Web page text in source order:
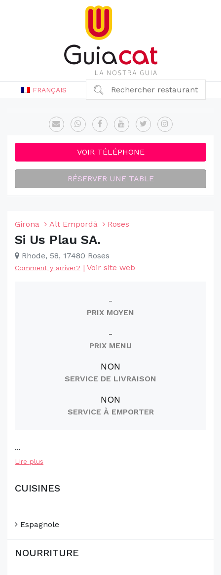
FRANÇAIS Rechercher restaurant
VOIR TÉLÉPHONE
RÉSERVER UNE TABLE
Girona Alt Empordà Roses
Si Us Plau SA.
Rhode, 58, 17480 Roses
Comment y arriver? | Voir site web
-
PRIX MOYEN
-
PRIX MENU
NON
SERVICE DE LIVRAISON
NON
SERVICE À EMPORTER
...
Lire plus
CUISINES
Espagnole
NOURRITURE